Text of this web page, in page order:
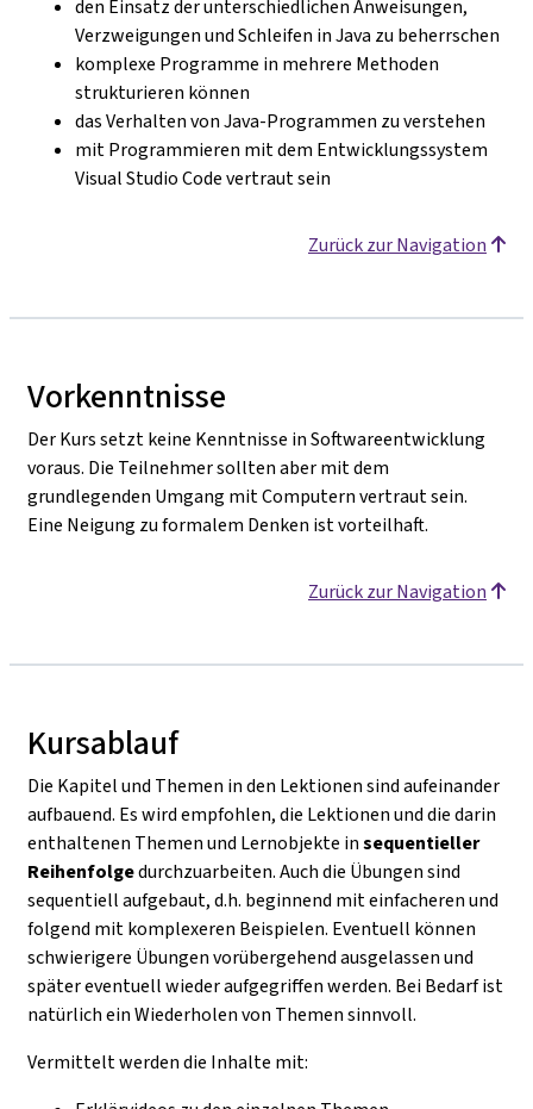
den Einsatz der unterschiedlichen Anweisungen,
Verzweigungen und Schleifen in Java zu beherrschen
komplexe Programme in mehrere Methoden
strukturieren können
das Verhalten von Java-Programmen zu verstehen
mit Programmieren mit dem Entwicklungssystem
Visual Studio Code vertraut sein
Zurück zur Navigation
Vorkenntnisse
Der Kurs setzt keine Kenntnisse in Softwareentwicklung
voraus. Die Teilnehmer sollten aber mit dem
grundlegenden Umgang mit Computern vertraut sein.
Eine Neigung zu formalem Denken ist vorteilhaft.
Zurück zur Navigation
Kursablauf
Die Kapitel und Themen in den Lektionen sind aufeinander
aufbauend. Es wird empfohlen, die Lektionen und die darin
enthaltenen Themen und Lernobjekte insequentieller
Reihenfolgedurchzuarbeiten. Auch die Übungen sind
sequentiell aufgebaut, d.h. beginnend mit einfacheren und
folgend mit komplexeren Beispielen. Eventuell können
schwierigere Übungen vorübergehend ausgelassen und
später eventuell wieder aufgegriffen werden. Bei Bedarf ist
natürlich ein Wiederholen von Themen sinnvoll.
Vermittelt werden die Inhalte mit: